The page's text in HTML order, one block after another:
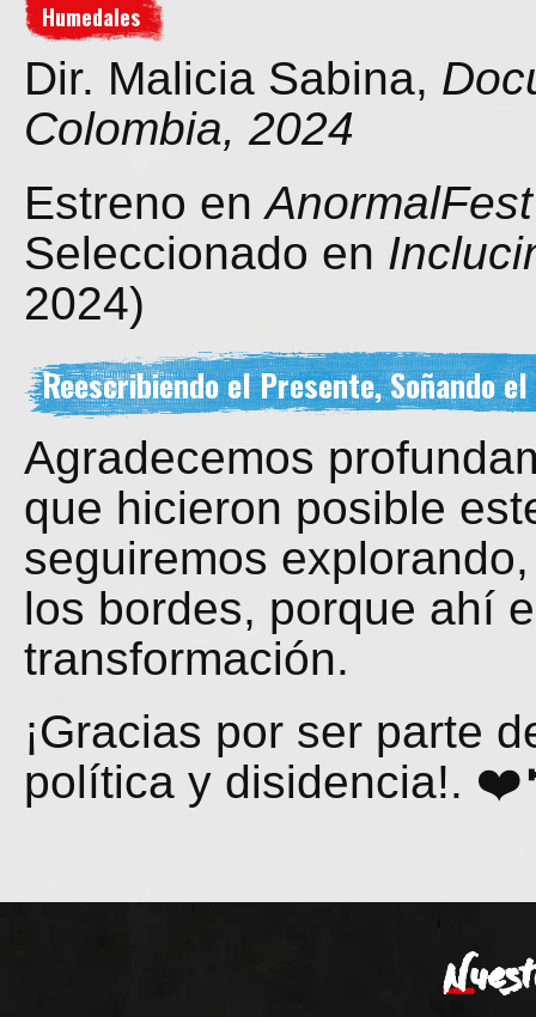
Humedales
Dir. Malicia Sabina,
Colombia, 2024
Estreno enAnormalFest
Seleccionado en
2024)
Reescribiendo el Presente, Soñando
Agradecemos
que hicieron posible
seguiremos
los bordes, porque ahí
transformación.
¡Gracias por ser parte
política y disidencia!.